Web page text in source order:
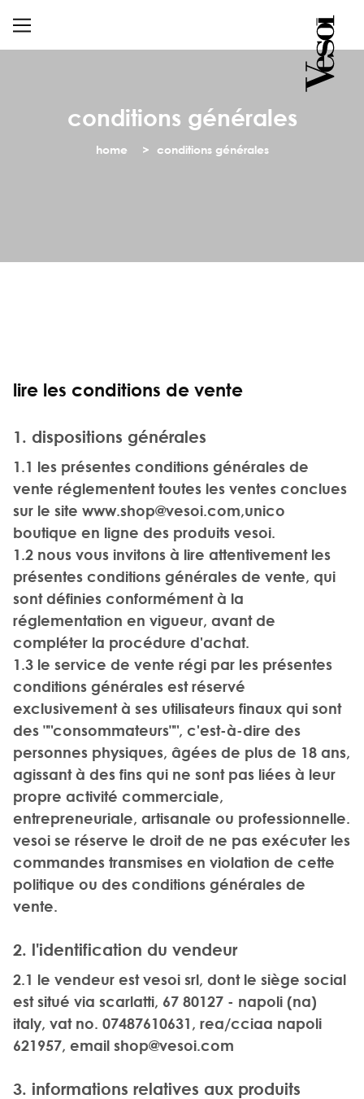
conditions générales
home conditions générales
lire les conditions de vente
1. dispositions générales
1.1 les présentes conditions générales de
vente réglementent toutes les ventes conclues
sur le site www.shop@vesoi.com,unico
boutique en ligne des produits vesoi.
1.2 nous vous invitons à lire attentivement les
présentes conditions générales de vente, qui
sont définies conformément à la
réglementation en vigueur, avant de
compléter la procédure d'achat.
1.3 le service de vente régi par les présentes
conditions générales est réservé
exclusivement à ses utilisateurs finaux qui sont
des ""consommateurs"", c'est-à-dire des
personnes physiques, âgées de plus de 18 ans,
agissant à des fins qui ne sont pas liées à leur
propre activité commerciale,
entrepreneuriale, artisanale ou professionnelle.
vesoi se réserve le droit de ne pas exécuter les
commandes transmises en violation de cette
politique ou des conditions générales de
vente.
2. l'identification du vendeur
2.1 le vendeur est vesoi srl, dont le siège social
est situé via scarlatti, 67 80127 - napoli (na)
italy, vat no. 07487610631, rea/cciaa napoli
621957, email shop@vesoi.com
3. informations relatives aux produits